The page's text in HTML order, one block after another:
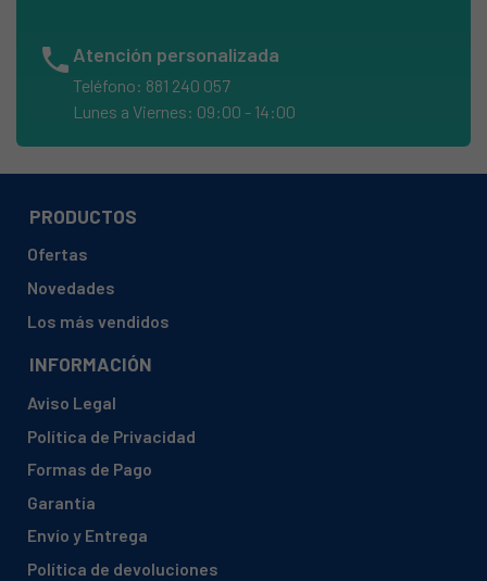
JUNKERS, WR300-6KDM1E23S2895
JUNKERS, WR275-6KD1B23S2895
JUNKERS, WR275-6KV1E31S2805
JUNKERS, WR275-5KD1B23S2805
JUNKERS, WR275-5KD1B23S2895
JUNKERS, WR275-1KD1E23S2895
JUNKERS, WR275-4KD1B23S2892
JUNKERS, WR275-1KD1B23S2892
phone Atención personalizada
Teléfono: 881 240 057
Lunes a Viernes: 09:00 - 14:00
PRODUCTOS
Ofertas
Novedades
Los más vendidos
INFORMACIÓN
Aviso Legal
Política de Privacidad
Formas de Pago
Garantía
Envío y Entrega
Política de devoluciones